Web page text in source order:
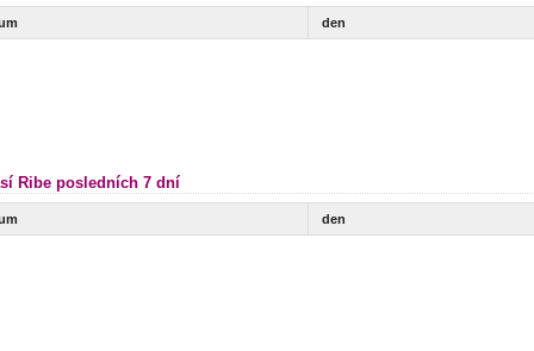
den
Ribe posledních 7 dní
den